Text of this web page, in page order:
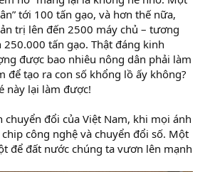
tới 100 tấn gạo, và hơn thế nữa,
trị lên đến 2500 máy chủ – tương
tấn gạo. Thật đáng kinh
được bao nhiêu nông dân phải làm
để tạo ra con số khổng lồ ấy không?
này lại làm được!
đổi của Việt Nam, khi mọi ánh
công nghệ và chuyển đổi số. Một
để đất nước chúng ta vươn lên mạnh